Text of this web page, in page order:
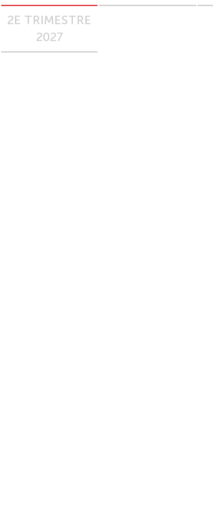
2E TRIMESTRE
2027